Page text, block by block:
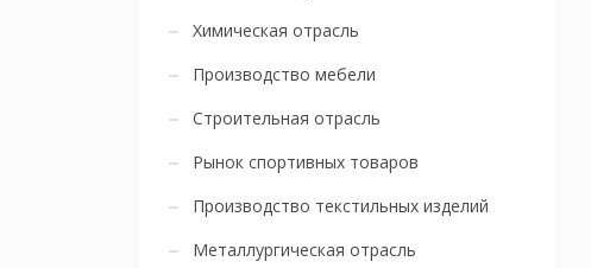
Химическая отрасль
Производство мебели
Строительная отрасль
Рынок спортивных товаров
Производство текстильных изделий
Металлургическая отрасль